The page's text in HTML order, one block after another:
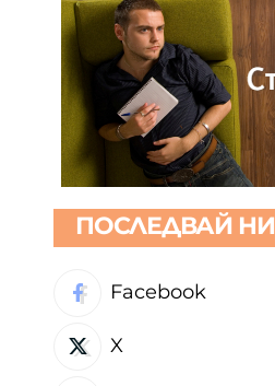
ПОСЛЕДВАЙ НИ
Facebook
X